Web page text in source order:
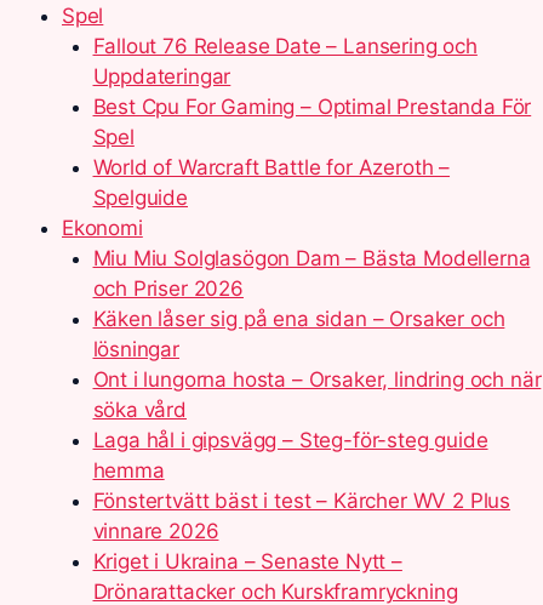
Spel
Fallout 76 Release Date – Lansering och
Uppdateringar
Best Cpu For Gaming – Optimal Prestanda För
Spel
World of Warcraft Battle for Azeroth –
Spelguide
Ekonomi
Miu Miu Solglasögon Dam – Bästa Modellerna
och Priser 2026
Käken låser sig på ena sidan – Orsaker och
lösningar
Ont i lungorna hosta – Orsaker, lindring och när
söka vård
Laga hål i gipsvägg – Steg-för-steg guide
hemma
Fönstertvätt bäst i test – Kärcher WV 2 Plus
vinnare 2026
Kriget i Ukraina – Senaste Nytt –
Drönarattacker och Kurskframryckning